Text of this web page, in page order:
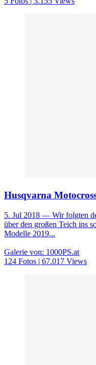
Husqvarna
5. Jul 2018 — Wir folgten
über den großen Teich ins
Modelle 2019...
Galerie von: 1000PS.at
124 Fotos | 67.017 Views